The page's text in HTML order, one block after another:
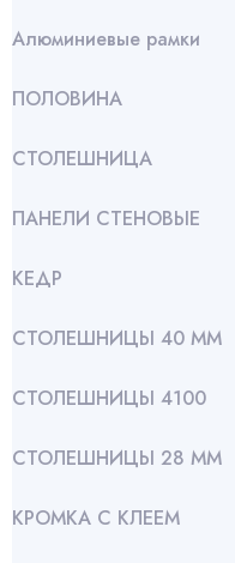
Алюминиевые рамки
ПОЛОВИНА
СТОЛЕШНИЦА
ПАНЕЛИ СТЕНОВЫЕ
КЕДР
СТОЛЕШНИЦЫ 40 ММ
СТОЛЕШНИЦЫ 4100
СТОЛЕШНИЦЫ 28 ММ
КРОМКА С КЛЕЕМ